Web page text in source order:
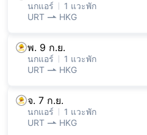
นกแอร์
1 แวะพัก
URT
HKG
พ. 9 ก.ย.
นกแอร์
1 แวะพัก
URT
HKG
จ. 7 ก.ย.
นกแอร์
1 แวะพัก
URT
HKG